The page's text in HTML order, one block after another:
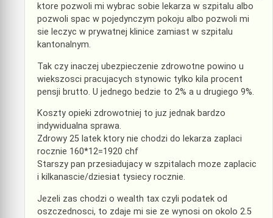
ktore pozwoli mi wybrac sobie lekarza w szpitalu albo
pozwoli spac w pojedynczym pokoju albo pozwoli mi
sie leczyc w prywatnej klinice zamiast w szpitalu
kantonalnym.
Tak czy inaczej ubezpieczenie zdrowotne powino u
wiekszosci pracujacych stynowic tylko kila procent
pensji brutto. U jednego bedzie to 2% a u drugiego 9%.
Koszty opieki zdrowotniej to juz jednak bardzo
indywidualna sprawa.
Zdrowy 25 latek ktory nie chodzi do lekarza zaplaci
rocznie 160*12=1920 chf
Starszy pan przesiadujacy w szpitalach moze zaplacic
i kilkanascie/dziesiat tysiecy rocznie.
Jezeli zas chodzi o wealth tax czyli podatek od
oszczednosci, to zdaje mi sie ze wynosi on okolo 2.5